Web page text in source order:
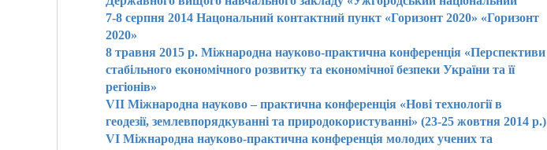
7-8 серпня 2014 Нацональний контактний пункт «Горизонт 2020» «Горизонт
2020»
8 травня 2015 р. Міжнародна науково-практична конференція «Перспективи
стабільного економічного розвитку та економічної безпеки України та її
регіонів»
VII Міжнародна науково – практична конференція «Нові технології в
геодезії, землевпорядкуванні та природокористуванні» (23-25 жовтня 2014 р.)
VІ Міжнародна науково-практична конференція молодих учених та